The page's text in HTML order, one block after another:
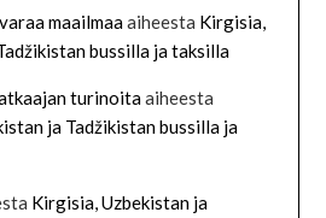
maailmaaaiheesta Kirgisia,
bussilla ja taksilla
turinoitaaiheesta
ja Tadžikistan bussilla ja
Kirgisia, Uzbekistan ja